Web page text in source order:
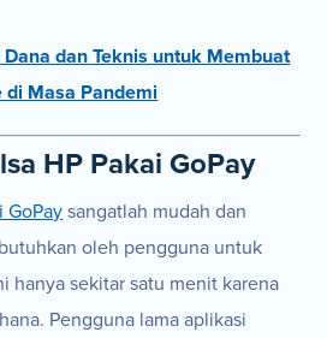
dan Teknis untuk Membuat
di Masa Pandemi
HP Pakai GoPay
GoPay sangatlah mudah dan
oleh pengguna untuk
hanya sekitar satu menit karena
Pengguna lama aplikasi